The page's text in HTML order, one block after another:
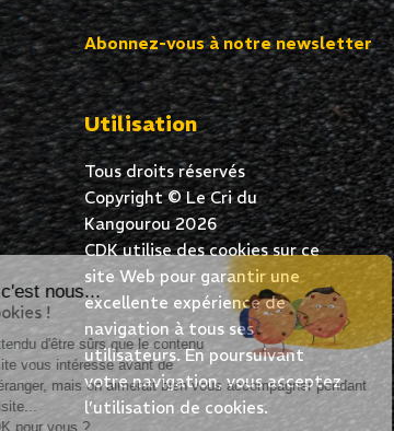
Salut c'est nous...
les Cookies !
On a attendu d'être sûrs que le contenu
de ce site vous intéresse avant de
vous déranger, mais on aimerait bien vous
votre visite...
C'est OK pour vous ?
Abonnez-vous à notre newsletter
Utilisation
Tous droits réservés
Copyright © Le Cri du
Kangourou 2026
CDK utilise des cookies sur ce
site Web pour garantir une
excellente expérience de
navigation à tous ses
utilisateurs. En poursuivant
votre navigation, vous acceptez
l’utilisation de cookies.